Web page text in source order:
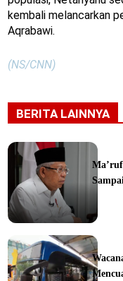
kembali melancarkan
Aqrabawi.
(NS/CNN)
BERITA LAINNYA